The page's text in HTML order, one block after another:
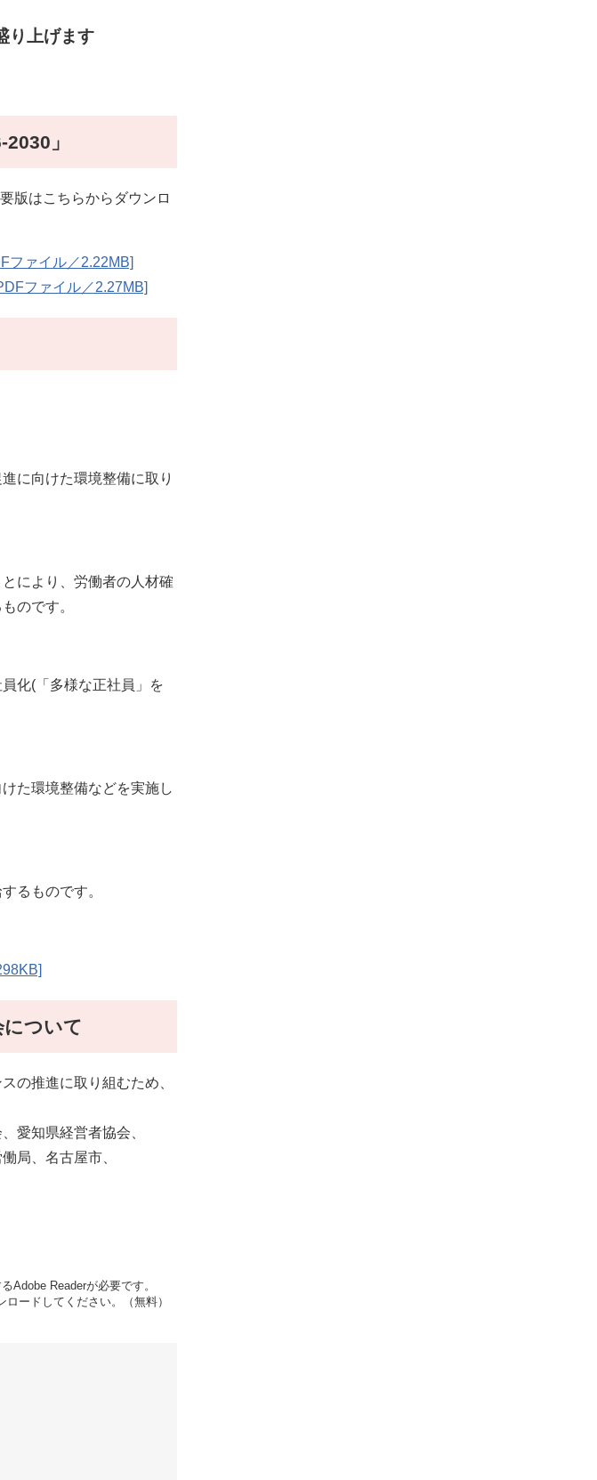
り上げます
」
版はこちらからダウンロ
ファイル／2.22MB]
ファイル／2.27MB]
に向けた環境整備に取り
により、労働者の人材確
のです。
化(「多様な正社員」を
た環境整備などを実施し
るものです。
ついて
の推進に取り組むため、
愛知県経営者協会、
、名古屋市、
Adobe Readerが必要です。
ードしてください。（無料）